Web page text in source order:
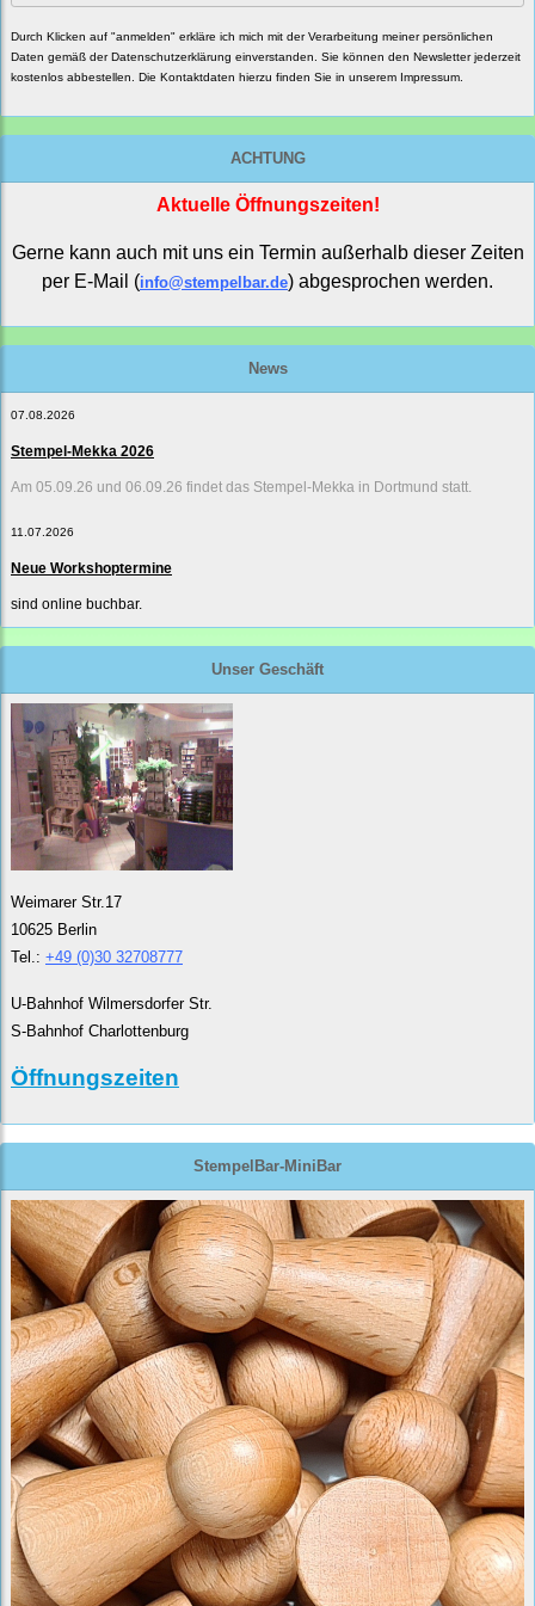
Durch Klicken auf "anmelden" erkläre ich mich mit der Verarbeitung meiner persönlichen
Daten gemäß der Datenschutzerklärung einverstanden. Sie können den Newsletter jederzeit
kostenlos abbestellen. Die Kontaktdaten hierzu finden Sie in unserem Impressum.
ACHTUNG
Aktuelle Öffnungszeiten!
Gerne kann auch mit uns ein Termin außerhalb dieser Zeiten
per E-Mail (info@stempelbar.de) abgesprochen werden.
News
07.08.2026
Stempel-Mekka 2026
Am 05.09.26 und 06.09.26 findet das Stempel-Mekka in Dortmund statt.
11.07.2026
Neue Workshoptermine
sind online buchbar.
Unser Geschäft
Weimarer Str.17
10625 Berlin
Tel.: +49 (0)30 32708777
U-Bahnhof Wilmersdorfer Str.
S-Bahnhof Charlottenburg
Öffnungszeiten
StempelBar-MiniBar